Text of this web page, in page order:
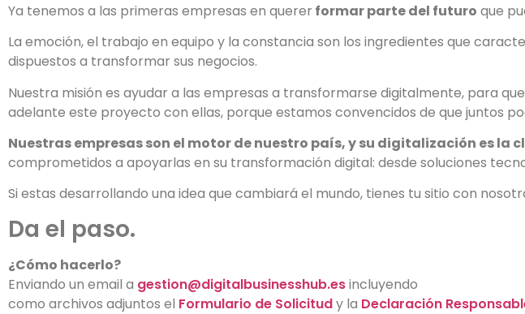
Ya tenemos a las primeras empresas en querer formar parte del futuro que
La emoción, el trabajo en equipo y la constancia son los ingredientes que
dispuestos a transformar sus negocios.
Nuestra misión es ayudar a las empresas a transformarse digitalmente, para
adelante este proyecto con ellas, porque estamos convencidos de que juntos
Nuestras empresas son el motor de nuestro país, y su digitalización es la
comprometidos a apoyarlas en su transformación digital: desde soluciones
Si estas desarrollando una idea que cambiará el mundo, tienes tu sitio con
Da el paso.
¿Cómo hacerlo?
Enviando un email a gestion@digitalbusinesshub.esincluyendo
como archivos adjuntos el Formulario de Solicitudy la Declaración